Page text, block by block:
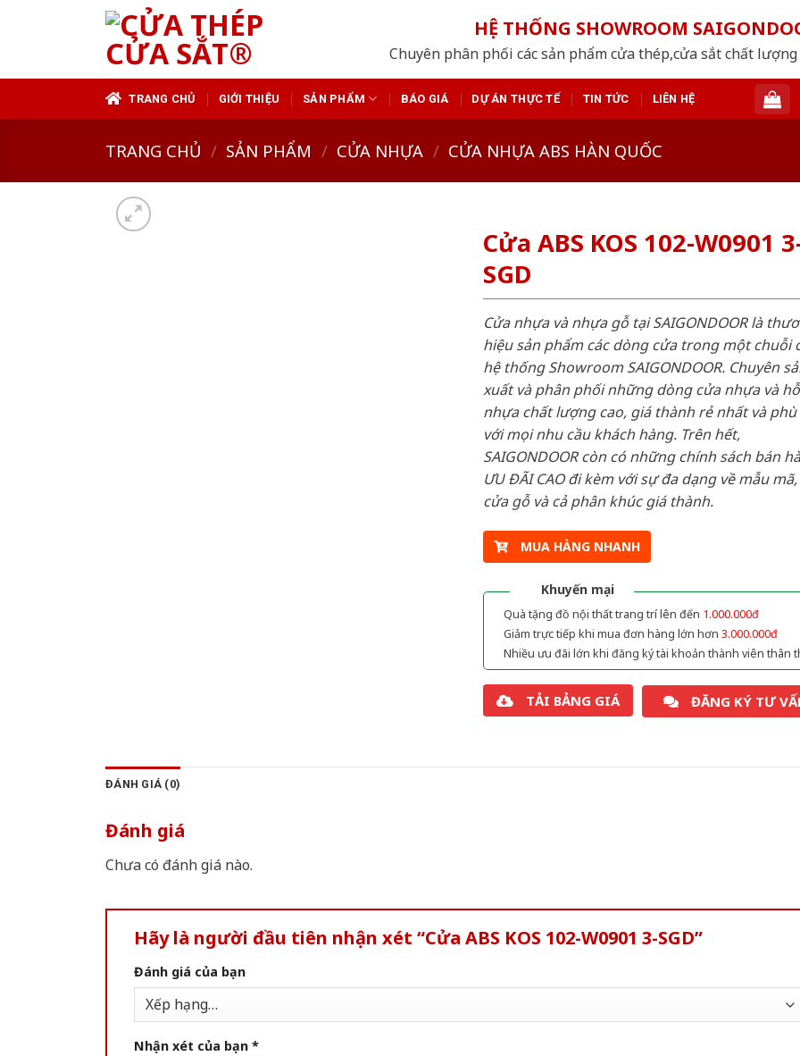
HỆ THỐNG SHOWROOM
Chuyên phân phối các sản phẩm cửa thép,cửa sắt chất
TRANG CHỦ GIỚI THIỆU SẢN PHẨM BÁO GIÁ DỰ ÁN THỰC TẾ TIN TỨC LIÊN HỆ
TRANG CHỦ / SẢN PHẨM / CỬA NHỰA / CỬA NHỰA ABS HÀN QUỐC
Cửa ABS KOS 102-W0901
SGD
Cửa nhựa và nhựa gỗ tại SAIGONDOOR là
hiệu sản phẩm các dòng cửa trong một chuỗi
hệ thống Showroom SAIGONDOOR. Chuyên
xuất và phân phối những dòng cửa nhựa và
nhựa chất lượng cao, giá thành rẻ nhất và
với mọi nhu cầu khách hàng. Trên hết,
SAIGONDOOR còn có những chính sách bán
ƯU ĐÃI CAO đi kèm với sự đa dạng về mẫu
cửa gỗ và cả phân khúc giá thành.
MUA HÀNG NHANH
Khuyến mại
Quà tặng đồ nội thất trang trí lên đến 1.000.000đ
Giảm trực tiếp khi mua đơn hàng lớn hơn 3.000.000đ
Nhiều ưu đãi lớn khi đăng ký tài khoản thành viên thân
TẢI BẢNG GIÁ ĐĂNG KÝ TƯ
ĐÁNH GIÁ (0)
Đánh giá
Chưa có đánh giá nào.
Hãy là người đầu tiên nhận xét “Cửa ABS KOS 102-W0901 3-SGD”
Đánh giá của bạn
Nhận xét của bạn *